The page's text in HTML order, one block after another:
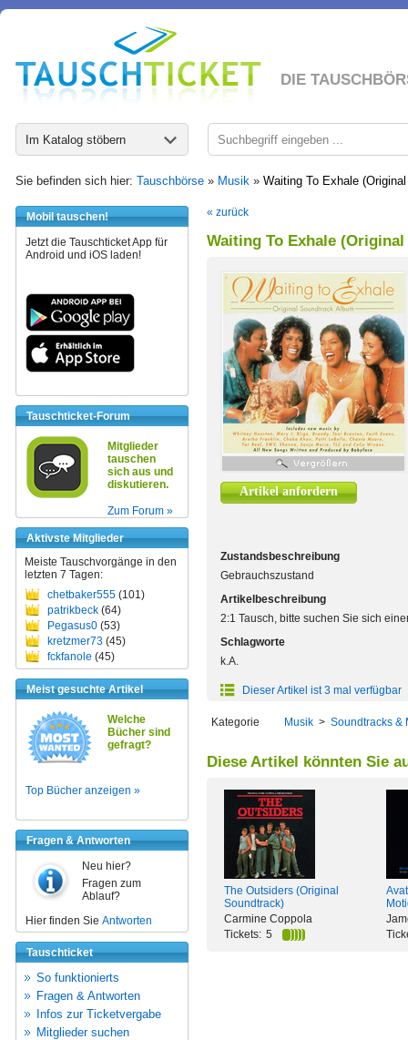
DIE
Im Katalog stöbern
Sie befinden sich hier: Tauschbörse » Musik » Waiting To Exhale
Mobil tauschen!
Jetzt die Tauschticket App für
Android und iOS laden!
Tauschticket-Forum
Mitglieder
tauschen
sich aus und
diskutieren.
Zum Forum »
Aktivste Mitglieder
Meiste Tauschvorgänge in den
letzten 7 Tagen:
chetbaker555 (101)
patrikbeck (64)
Pegasus0 (53)
kretzmer73 (45)
fckfanole (45)
Meist gesuchte Artikel
Welche
Bücher sind
gefragt?
Top Bücher anzeigen »
Fragen & Antworten
Neu hier?
Fragen zum
Ablauf?
Hier finden Sie Antworten
Tauschticket
So funktionierts
Fragen & Antworten
Infos zur Ticketvergabe
Mitglieder suchen
« zurück
Waiting To Exhale
Artikel anfordern
Zustandsbeschreibung
Gebrauchszustand
Artikelbeschreibung
2:1 Tausch, bitte suchen Sie sich
Schlagworte
k.A.
Dieser Artikel ist 3 mal verfügbar
Kategorie Musik > Soundtracks &
Diese Artikel könnten Sie
The Outsiders (Original
Soundtrack)
Carmine Coppola
Tickets: 5